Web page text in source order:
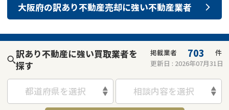
大阪府の訳あり不動産売却に強い不動産業者
訳あり不動産に強い買取業者を
探す
掲載業者 703
件
更新日 : 2026年07月31日
都道府県を選択 相談内容を選択